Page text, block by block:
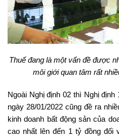
Thuế đang là một vấn đề được
môi giới quan tâm rất
Ngoài Nghị định 02 thì Nghị
ngày 28/01/2022 cũng đề ra
kinh doanh bất động sản của
cao nhất lên đến 1 tỷ đồng đối